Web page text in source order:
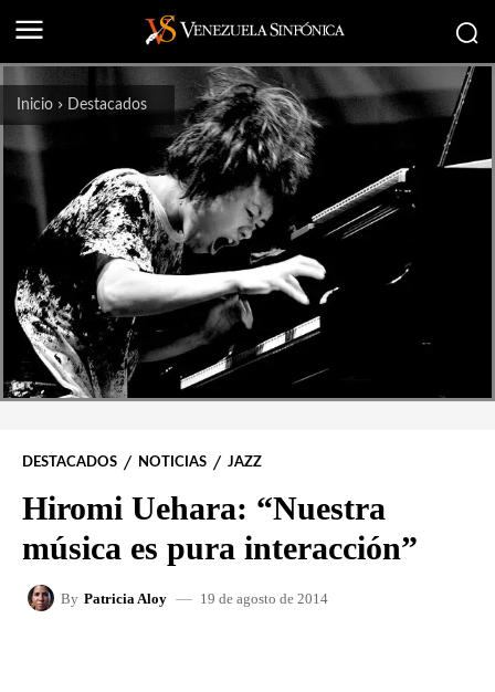
Inicio Destacados
DESTACADOS NOTICIAS JAZZ
Hiromi Uehara: “Nuestra
música es pura interacción”
By Patricia Aloy 19 de agosto de 2014